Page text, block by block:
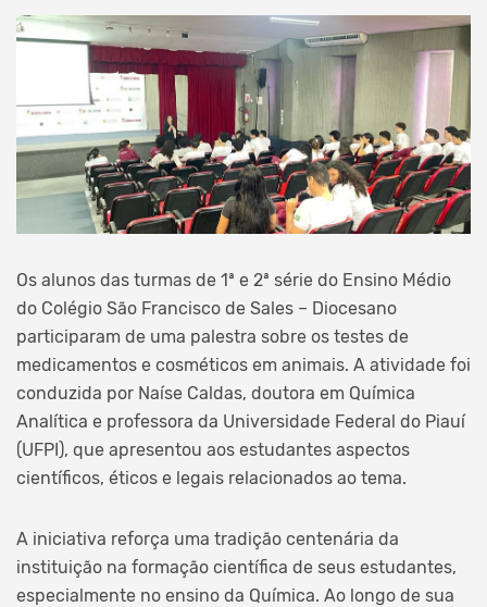
Os alunos das turmas de 1ª e 2ª série do Ensino Médio
do Colégio São Francisco de Sales – Diocesano
participaram de uma palestra sobre os testes de
medicamentos e cosméticos em animais. A atividade foi
conduzida por Naíse Caldas, doutora em Química
Analítica e professora da Universidade Federal do Piauí
(UFPI), que apresentou aos estudantes aspectos
científicos, éticos e legais relacionados ao tema.
A iniciativa reforça uma tradição centenária da
instituição na formação científica de seus estudantes,
especialmente no ensino da Química. Ao longo de sua